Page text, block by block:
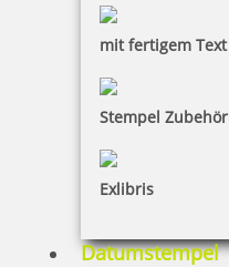
mit fertigem Text
Stempel Zubehör
Exlibris
Datumstempel